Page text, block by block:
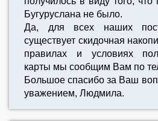
Бугуруслана не было.
Да, для всех наших
существует скидочная
правилах и условиях
карты мы сообщим Вам по
Большое спасибо за Ваш
уважением, Людмила.